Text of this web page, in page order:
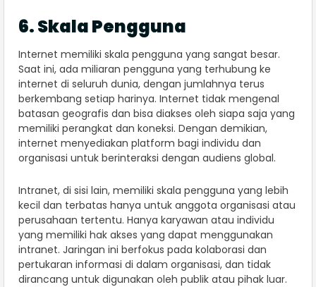
6. Skala Pengguna
Internet memiliki skala pengguna yang sangat besar.
Saat ini, ada miliaran pengguna yang terhubung ke
internet di seluruh dunia, dengan jumlahnya terus
berkembang setiap harinya. Internet tidak mengenal
batasan geografis dan bisa diakses oleh siapa saja yang
memiliki perangkat dan koneksi. Dengan demikian,
internet menyediakan platform bagi individu dan
organisasi untuk berinteraksi dengan audiens global.
Intranet, di sisi lain, memiliki skala pengguna yang lebih
kecil dan terbatas hanya untuk anggota organisasi atau
perusahaan tertentu. Hanya karyawan atau individu
yang memiliki hak akses yang dapat menggunakan
intranet. Jaringan ini berfokus pada kolaborasi dan
pertukaran informasi di dalam organisasi, dan tidak
dirancang untuk digunakan oleh publik atau pihak luar.